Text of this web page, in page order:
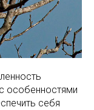
особенностями
себя